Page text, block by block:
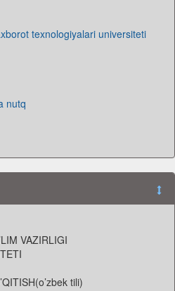
texnologiyalari universiteti
nutq
VAZIRLIGI
tili)